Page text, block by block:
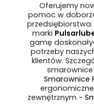
Oferujemy
pomoc w
marki
gamę
potrzeby
klientów.
Smarownice
zewnętrznym -